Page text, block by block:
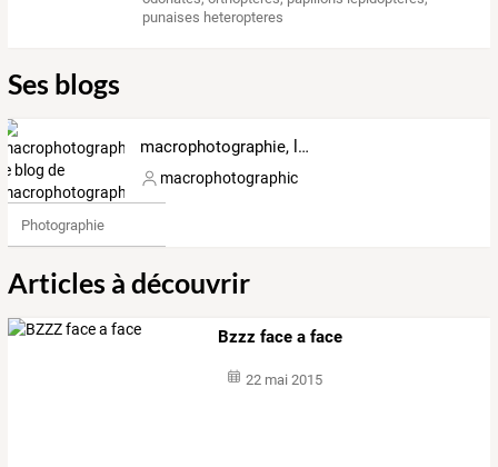
punaises heteropteres
Ses blogs
macrophotographie, le blog de macrophotographic
macrophotographic
Photographie
Articles à découvrir
Bzzz face a face
22 mai 2015